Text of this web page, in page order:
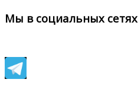
Мы в социальных сетях